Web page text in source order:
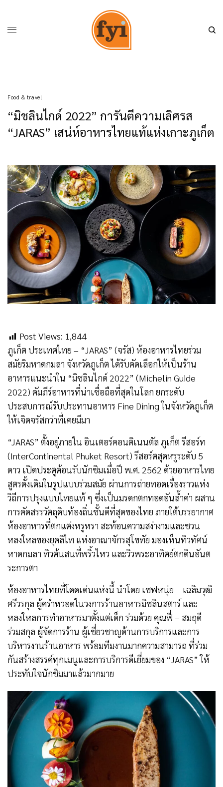
Food & travel
“มิชลินไกด์ 2022” การันตีความเลิศรส
“JARAS” เสน่ห์อาหารไทยแท้แห่งเกาะภูเก็ต
Post Views: 1,844
ภูเก็ต ประเทศไทย – “JARAS” (จรัส) ห้องอาหารไทยร่วม
สมัยริมหาดกมลา จังหวัดภูเก็ต ได้รับคัดเลือกให้เป็นร้าน
อาหารแนะนำใน “มิชลินไกด์ 2022” (Michelin Guide
2022) คัมภีร์อาหารที่น่าเชื่อถือที่สุดในโลก ยกระดับ
ประสบการณ์รับประทานอาหาร Fine Dining ในจังหวัดภูเก็ต
ให้เจิดจรัสกว่าที่เคยมีมา
“JARAS” ตั้งอยู่ภายใน อินเตอร์คอนติเนนตัล ภูเก็ต รีสอร์ท
(InterContinental Phuket Resort) รีสอร์ตสุดหรูระดับ 5
ดาว เปิดประตูต้อนรับนักชิมเมื่อปี พ.ศ. 2562 ด้วยอาหารไทย
สูตรดั้งเดิมในรูปแบบร่วมสมัย ผ่านการถ่ายทอดเรื่องราวแห่ง
วิถีการปรุงแบบไทยแท้ ๆ ซึ่งเป็นมรดกตกทอดอันล้ำค่า ผสาน
การคัดสรรวัตถุดิบท้องถิ่นชั้นดีที่สุดของไทย ภายใต้บรรยากาศ
ห้องอาหารที่ตกแต่งหรูหรา สะท้อนความสง่างามและชวน
หลงใหลของยุคลิไท แห่งอาณาจักรสุโขทัย มองเห็นทิวทัศน์
หาดกมลา ทิวต้นสนที่พริ้วไหว และวิวพระอาทิตย์ตกดินอันต
ระการตา
ห้องอาหารไทยที่โดดเด่นแห่งนี้ นำโดย เชฟหนุ่ย – เฉลิมวุฒิ
ศรีวรกุล ผู้คร่ำหวอดในวงการร้านอาหารมิชลินสตาร์ และ
หลงใหลการทำอาหารมาตั้งแต่เด็ก ร่วมด้วย คุณฟี่ – สมฤดี
ร่วมสกุล ผู้จัดการร้าน ผู้เชี่ยวชาญด้านการบริการและการ
บริหารงานร้านอาหาร พร้อมทีมงานมากความสามารถ ที่ร่วม
กันสร้างสรรค์ทุกเมนูและการบริการดีเยี่ยมของ “JARAS” ให้
ประทับใจนักชิมมาแล้วมากมาย